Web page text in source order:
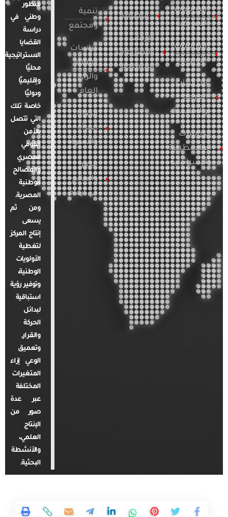
الدراسات
الأمريكية
الدراسات
الأوروبية
الدراسات
العربية
والإقليمية
الدراسات
الفلسطينية
والإسرائيلية
التطرف
الإرهاب
والصراعات
المسلحة
تنمية
ومجتمع
دراسات
الإعلام
والرأي
العام
قضايا
المرأة
والأسرة
مصر
والعالم
في أرقام
منظور
وطني في
دراسة
القضايا
الاستراتيجية
محليًا
وإقليميًا
ودوليًا
خاصة تلك
التي تتصل
بالأمن
القومي
المصري
والمصالح
الوطنية
المصرية.
ومن ثم
يسعى
إنتاج المركز
لتغطية
الأولويات
الوطنية،
وتوفير رؤية
استباقية
لبدائل
الحركة
والقرار.
وتعميق
الوعي إزاء
المتغيرات
المختلفة
عبر عدة
صور من
الإنتاج
العلمي،
والأنشطة
البحثية.